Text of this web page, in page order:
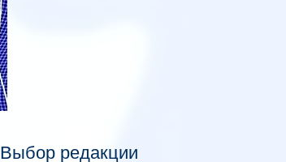
Выбор редакции